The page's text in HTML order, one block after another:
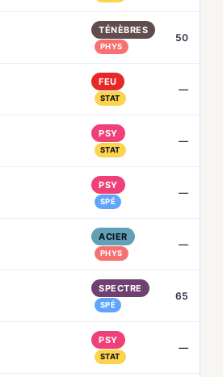
TÉNÈBRES
PHYS
50
FEU
STAT
—
PSY
STAT
—
PSY
SPÉ
—
ACIER
PHYS
—
SPECTRE
SPÉ
65
PSY
STAT
—